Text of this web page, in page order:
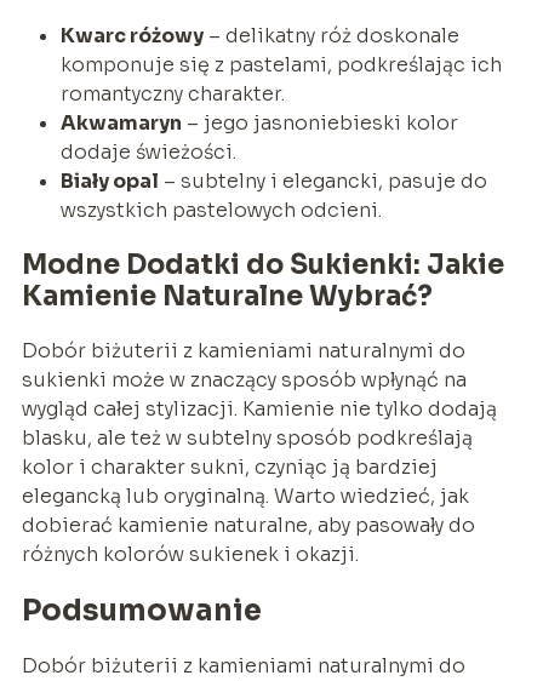
Kwarc różowy– delikatny róż doskonale
komponuje się z pastelami, podkreślając ich
romantyczny charakter.
Akwamaryn – jego jasnoniebieski kolor
dodaje świeżości.
Biały opal – subtelny i elegancki, pasuje do
wszystkich pastelowych odcieni.
Modne Dodatki do Sukienki: Jakie
Kamienie Naturalne Wybrać?
Dobór biżuterii z kamieniami naturalnymi do
sukienki może w znaczący sposób wpłynąć na
wygląd całej stylizacji. Kamienie nie tylko dodają
blasku, ale też w subtelny sposób podkreślają
kolor i charakter sukni, czyniąc ją bardziej
elegancką lub oryginalną. Warto wiedzieć, jak
dobierać kamienie naturalne, aby pasowały do
różnych kolorów sukienek i okazji.
Podsumowanie
Dobór biżuterii z kamieniami naturalnymi do